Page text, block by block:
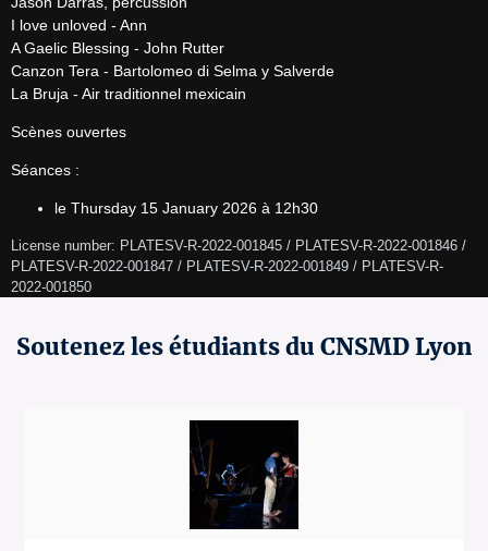
I love unloved - Ann
A Gaelic Blessing - John Rutter
Canzon Tera - Bartolomeo di Selma y Salverde
La Bruja - Air traditionnel mexicain
Scènes ouvertes
Séances :
le Thursday 15 January 2026 à 12h30
License number: PLATESV-R-2022-001845 / PLATESV-R-2022-001846 /
PLATESV-R-2022-001847 / PLATESV-R-2022-001849 / PLATESV-R-
2022-001850
Soutenez les étudiants du CNSMD Lyon